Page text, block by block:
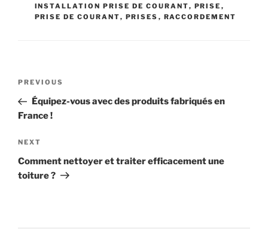
INSTALLATION PRISE DE COURANT, PRISE ,
PRISE DE COURANT, PRISES , RACCORDEMENT
Navigation
l’article
Previous
Post
PREVIOUS
Équipez-vous avec des produits fabriqués en
France !
Next
Post
NEXT
Comment nettoyer et traiter efficacement une
toiture ?